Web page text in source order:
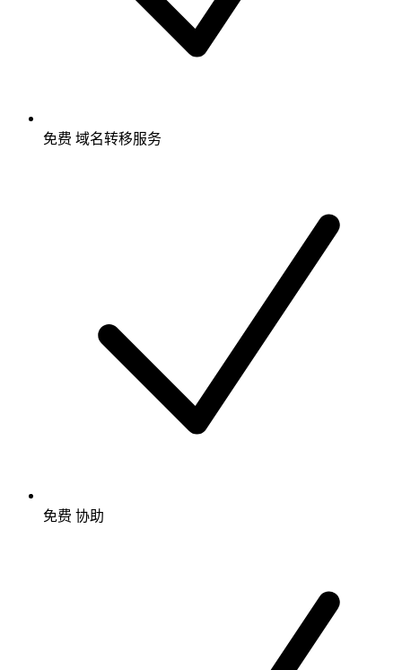
免费 域名转移服务
免费 协助